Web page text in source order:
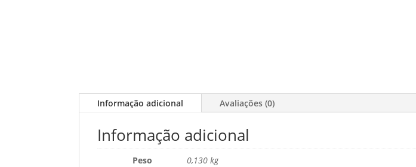
Informação adicional Avaliações (0)
Informação adicional
Peso
0,130 kg